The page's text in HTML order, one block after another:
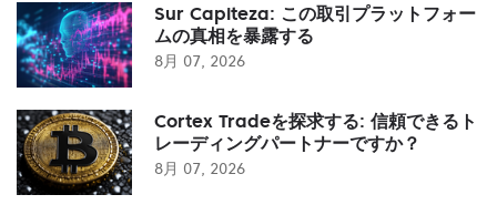
Sur Capiteza: この取引プラットフォー
ムの真相を暴露する
8月 07, 2026
Cortex Tradeを探求する: 信頼できるト
レーディングパートナーですか？
8月 07, 2026